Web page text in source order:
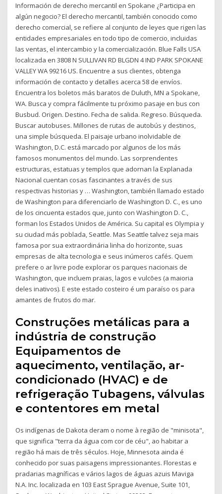
Información de derecho mercantil en Spokane ¿Participa en
algún negocio? El derecho mercantil, también conocido como
derecho comercial, se refiere al conjunto de leyes que rigen las
entidades empresariales en todo tipo de comercio, incluidas
las ventas, el intercambio y la comercialización. Blue Falls USA
localizada en 3808 N SULLIVAN RD BLGDN 4 IND PARK SPOKANE
VALLEY WA 99216 US. Encuentre a sus clientes, obtenga
información de contacto y detalles acerca 58 de envíos.
Encuentra los boletos más baratos de Duluth, MN a Spokane,
WA. Busca y compra fácilmente tu próximo pasaje en bus con
Busbud. Origen. Destino. Fecha de salida. Regreso. Búsqueda.
Buscar autobuses. Millones de rutas de autobús y destinos,
una simple búsqueda. El paisaje urbano inolvidable de
Washington, D.C. está marcado por algunos de los más
famosos monumentos del mundo. Las sorprendentes
estructuras, estatuas y templos que adornan la Explanada
Nacional cuentan cosas fascinantes a través de sus
respectivas historias y … Washington, también llamado estado
de Washington para diferenciarlo de Washington D. C., es uno
de los cincuenta estados que, junto con Washington D. C.,
forman los Estados Unidos de América. Su capital es Olympia y
su ciudad más poblada, Seattle. Mas Seattle talvez seja mais
famosa por sua extraordinária linha do horizonte, suas
empresas de alta tecnologia e seus inúmeros cafés. Quem
prefere o ar livre pode explorar os parques nacionais de
Washington, que incluem praias, lagos e vulcões (a maioria
deles inativos). E este estado costeiro é um paraíso os para
amantes de frutos do mar.
Construções metálicas para a
indústria de construção
Equipamentos de
aquecimento, ventilação, ar-
condicionado (HVAC) e de
refrigeração Tubagens, válvulas
e contentores em metal
Os indígenas de Dakota deram o nome à região de "minisota",
que significa "terra da água com cor de céu", ao habitar a
região há mais de três séculos. Hoje, Minnesota ainda é
conhecido por suas paisagens impressionantes. Florestas e
pradarias magníficas e vários lagos de águas azuis Maviga
N.A. Inc. localizada en 103 East Sprague Avenue, Suite 101,